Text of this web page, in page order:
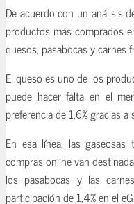
De acuerdo con un análisis
productos más comprados
quesos, pasabocas y carnes
El queso es uno de los
puede hacer falta en el
preferencia de 1,6% gracias
En esa línea, las
compras online van
los pasabocas y las
participación de 1,4% en el